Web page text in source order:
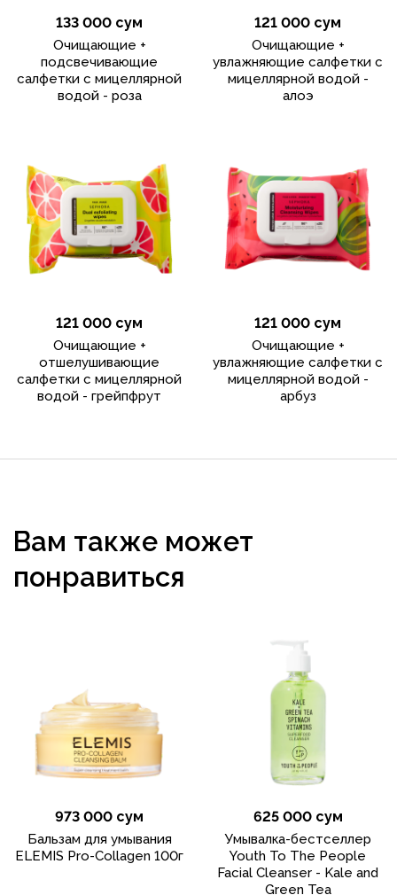
133 000 сум
Очищающие +
подсвечивающие
салфетки с мицеллярной
водой - роза
121 000 сум
Очищающие +
увлажняющие салфетки с
мицеллярной водой -
алоэ
121 000 сум
Очищающие +
отшелушивающие
салфетки с мицеллярной
водой - грейпфрут
121 000 сум
Очищающие +
увлажняющие салфетки с
мицеллярной водой -
арбуз
Вам также может
понравиться
973 000 сум
Бальзам для умывания
ELEMIS Pro-Collagen 100г
625 000 сум
Умывалка-бестселлер
Youth To The People
Facial Cleanser - Kale and
Green Tea